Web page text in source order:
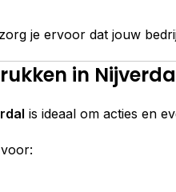
je ervoor dat jouw
in
is ideaal om acties en